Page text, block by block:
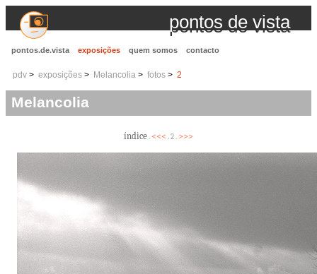
pontos de vista
pontos.de.vista exposições quem somos contacto
pdv exposições Melancolia fotos 2
Melancolia
índice. <<< . 2 . >>>